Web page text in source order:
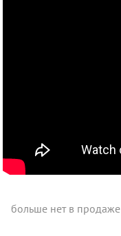
больше нет в продаже